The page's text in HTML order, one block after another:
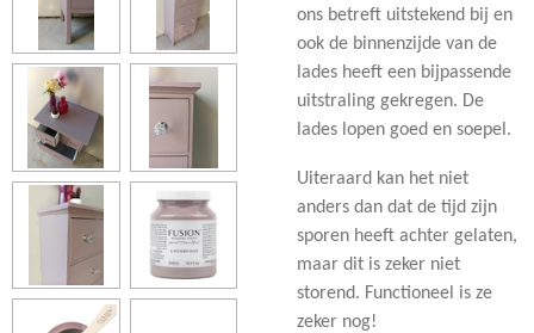
ons betreft uitstekend bij en
ook de binnenzijde van de
lades heeft een bijpassende
uitstraling gekregen. De
lades lopen goed en soepel.
Uiteraard kan het niet
anders dan dat de tijd zijn
sporen heeft achter gelaten,
maar dit is zeker niet
storend. Functioneel is ze
zeker nog!